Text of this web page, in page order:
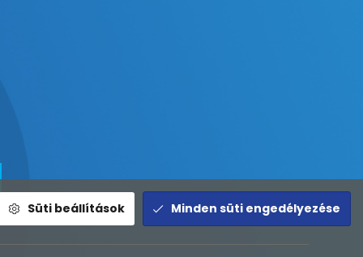
Süti beállítások Minden süti engedélyezése